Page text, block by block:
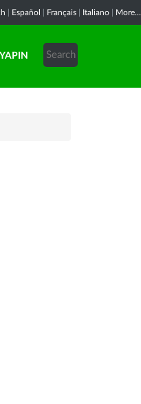
Español Français Italiano More...